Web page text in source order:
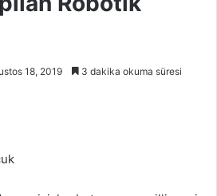
18, 2019 3 dakika okuma süresi